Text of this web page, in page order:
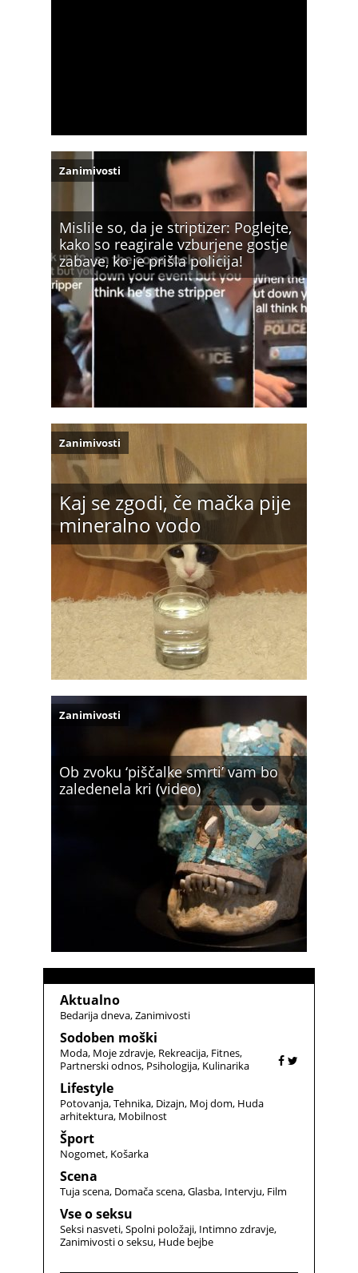
Mislile so, da je striptizer: Poglejte,
kako so reagirale vzburjene gostje
zabave, ko je prišla policija!
Zanimivosti
Kaj se zgodi, če mačka pije
mineralno vodo
Zanimivosti
Ob zvoku ‘piščalke smrti’ vam bo
zaledenela kri (video)
Zanimivosti
Aktualno
Bedarija dneva Zanimivosti
Sodoben moški
Moda Moje zdravje Rekreacija Fitnes
Partnerski odnos Psihologija Kulinarika
Lifestyle
Potovanja Tehnika Dizajn Moj dom Huda
arhitektura Mobilnost
Šport
Nogomet Košarka
Scena
Tuja scena Domača scena Glasba Intervju Film
Vse o seksu
Seksi nasveti Spolni položaji Intimno zdravje
Zanimivosti o seksu Hude bejbe